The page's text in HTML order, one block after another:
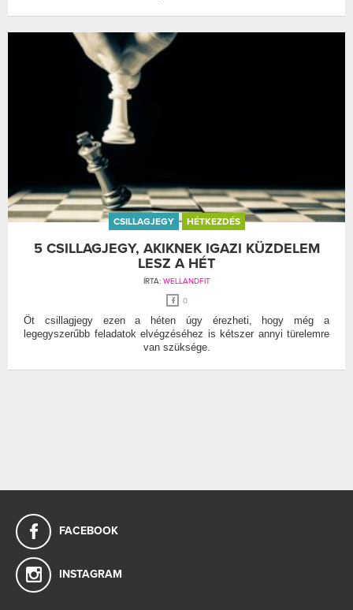
CSILLAGJEGY HÉTKEZDÉS
5 CSILLAGJEGY, AKIKNEK IGAZI KÜZDELEM
LESZ A HÉT
ÍRTA: WELLANDFIT
0
Öt csillagjegy ezen a héten úgy érezheti, hogy még a
legegyszerűbb feladatok elvégzéséhez is kétszer annyi türelemre
van szüksége.
FACEBOOK
INSTAGRAM